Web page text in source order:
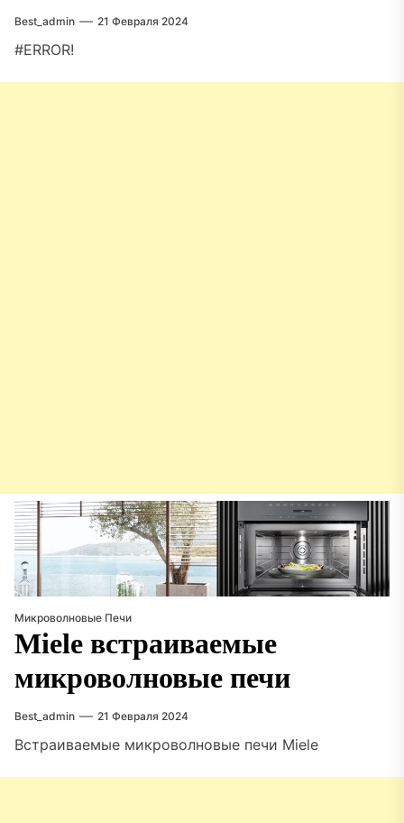
Best_admin 21 Февраля 2024
#ERROR!
Микроволновые Печи
Miele встраиваемые
микроволновые печи
Best_admin 21 Февраля 2024
Встраиваемые микроволновые печи Miele